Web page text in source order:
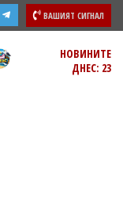
ВАШИЯТ СИГНАЛ
НОВИНИТЕ
ДНЕС: 23